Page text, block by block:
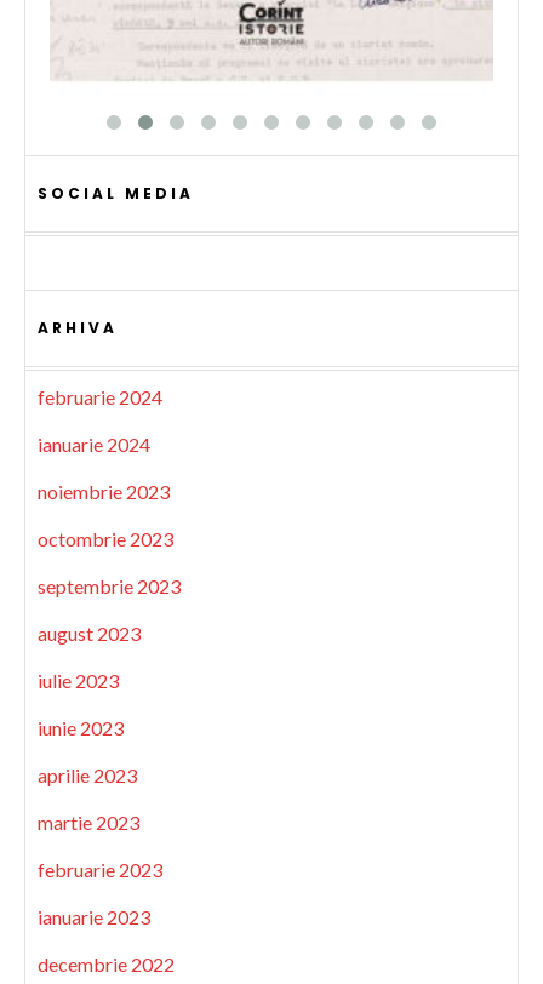
SOCIAL MEDIA
ARHIVA
februarie 2024
ianuarie 2024
noiembrie 2023
octombrie 2023
septembrie 2023
august 2023
iulie 2023
iunie 2023
aprilie 2023
martie 2023
februarie 2023
ianuarie 2023
decembrie 2022